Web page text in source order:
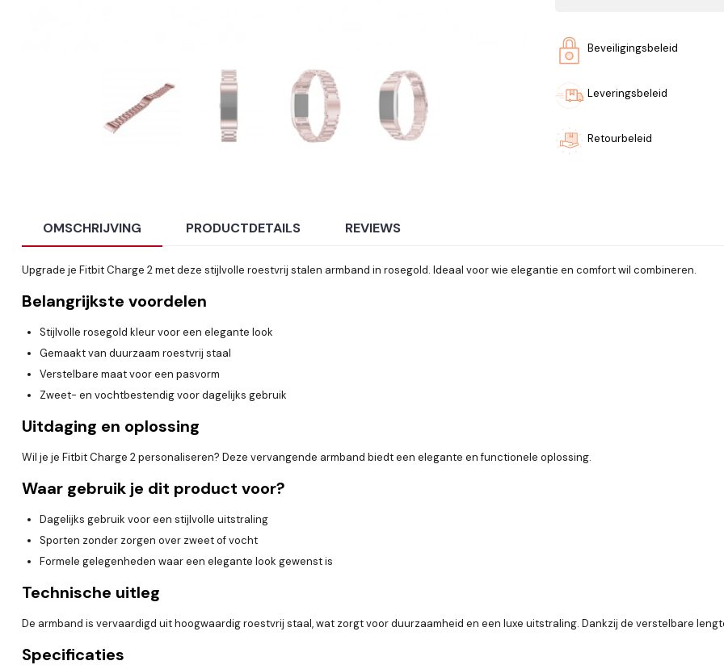
Beveiligingsbeleid
Leveringsbeleid
Retourbeleid
OMSCHRIJVING PRODUCTDETAILS REVIEWS
Upgrade je Fitbit Charge 2 met deze stijlvolle roestvrij stalen armband in rosegold. Ideaal voor wie elegantie en comfort wil combineren.
Belangrijkste voordelen
Stijlvolle rosegold kleur voor een elegante look
Gemaakt van duurzaam roestvrij staal
Verstelbare maat voor een pasvorm
Zweet- en vochtbestendig voor dagelijks gebruik
Uitdaging en oplossing
Wil je je Fitbit Charge 2 personaliseren? Deze vervangende armband biedt een elegante en functionele oplossing.
Waar gebruik je dit product voor?
Dagelijks gebruik voor een stijlvolle uitstraling
Sporten zonder zorgen over zweet of vocht
Formele gelegenheden waar een elegante look gewenst is
Technische uitleg
De armband is vervaardigd uit hoogwaardig roestvrij staal, wat zorgt voor duurzaamheid en een luxe uitstraling. Dankzij de verstelbare
Specificaties